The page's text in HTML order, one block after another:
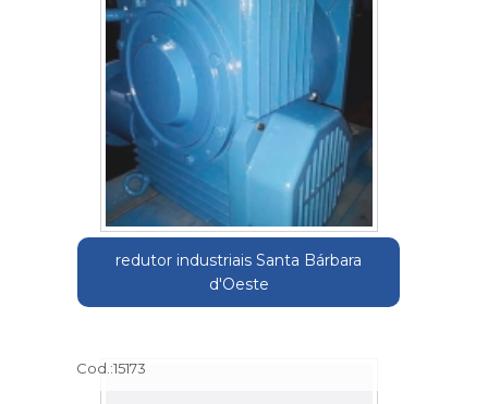
redutor industriais Santa Bárbara
d'Oeste
Cod.:15173